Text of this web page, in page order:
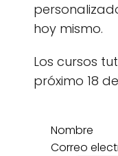
hoy mismo.
Los cursos
próximo 18
Nombre
Correo